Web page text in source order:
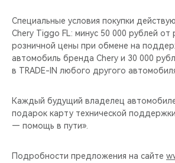
НАШИ МЕРОПРИЯТИЯ
ВИДЕООБЗОРЫ
CHERY ДЛЯ ДЕТЕЙ
Специальные условия покупки
Chery Tiggo FL: минус 50 000 рублей
розничной цены при обмене на
автомобиль бренда Chery и 30 000
в TRADE-IN любого другого
Каждый будущий владелец
подарок карту технической
— помощь в пути».
Подробности предложения на сайте